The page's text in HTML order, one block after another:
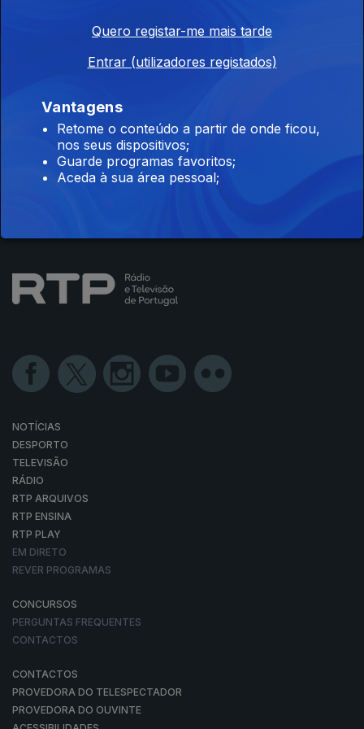
Instale a aplicaçãoRTP Play
Disponível para iOS, Android, Apple TV, Android TV e
CarPlay
NOTÍCIAS
DESPORTO
TELEVISÃO
RÁDIO
RTP ARQUIVOS
RTP ENSINA
RTP PLAY
EM DIRETO
REVER PROGRAMAS
CONCURSOS
PERGUNTAS FREQUENTES
CONTACTOS
CONTACTOS
PROVEDORA DO TELESPECTADOR
PROVEDORA DO OUVINTE
Quero registar-me mais tarde
Entrar (utilizadores registados)
Vantagens
Retome o conteúdo a partir de onde ficou,
nos seus dispositivos;
Guarde programas favoritos;
Aceda à sua área pessoal;